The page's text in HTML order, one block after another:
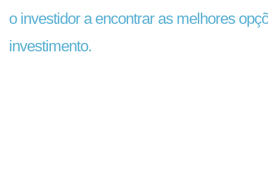
o investidor a encontrar as melhores
investimento.